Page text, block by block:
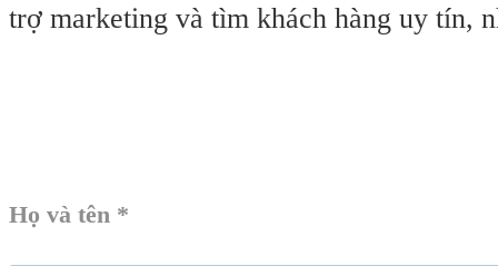
trợ marketing và tìm khách hàng uy tín,
Họ và tên *